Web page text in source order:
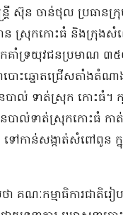
រី ស៊ុន ចាន់ថុល ប្រធានក្រុម
ាន ស្រុកកោះធំ និងក្រុង
គាំទ្រយុវជនប្រមាណ ៣
ោះឆ្នោតជ្រើសតាំងតំណា
ល់ ទាត់ស្រុក កោះធំ។ ក្បួន
ាល់ទាត់ស្រុកកោះធំ កាត់
ទៅកាន់សង្កាត់សំពៅពូន
ា គណៈកម្មាធិការជាតិរៀ